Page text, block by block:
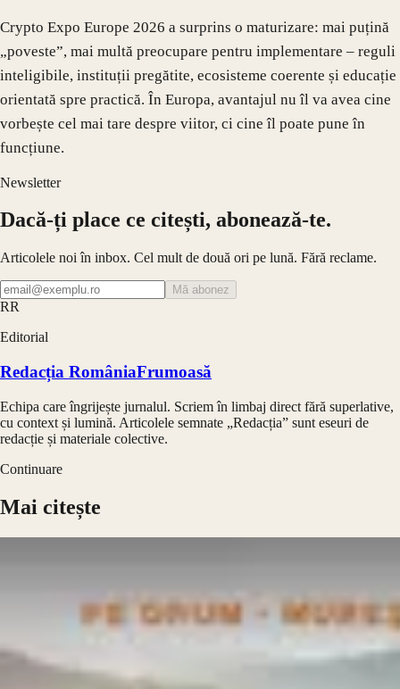
Crypto Expo Europe 2026 a surprins o maturizare: mai puțină
„poveste”, mai multă preocupare pentru implementare – reguli
inteligibile, instituții pregătite, ecosisteme coerente și educație
orientată spre practică. În Europa, avantajul nu îl va avea cine
vorbește cel mai tare despre viitor, ci cine îl poate pune în
funcțiune.
Newsletter
Dacă-ți place ce citești, abonează-te.
Articolele noi în inbox. Cel mult de două ori pe lună. Fără reclame.
Mă abonez
RR
Editorial
Redacția RomâniaFrumoasă
Echipa care îngrijește jurnalul. Scriem în limbaj direct fără superlative,
cu context și lumină. Articolele semnate „Redacția” sunt eseuri de
redacție și materiale colective.
Continuare
Mai citește